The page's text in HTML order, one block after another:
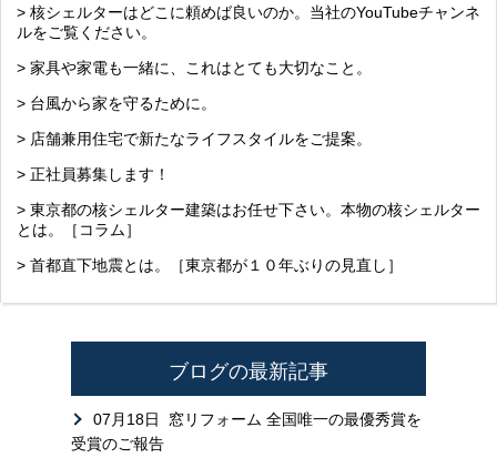
> 核シェルターはどこに頼めば良いのか。当社のYouTubeチャンネ
ルをご覧ください。
> 家具や家電も一緒に、これはとても大切なこと。
> 台風から家を守るために。
> 店舗兼用住宅で新たなライフスタイルをご提案。
> 正社員募集します！
> 東京都の核シェルター建築はお任せ下さい。本物の核シェルター
とは。［コラム］
> 首都直下地震とは。［東京都が１０年ぶりの見直し］
ブログの最新記事
07月18日
窓リフォーム 全国唯一の最優秀賞を
受賞のご報告